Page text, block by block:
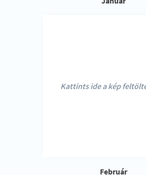
Kattints ide a kép
Február